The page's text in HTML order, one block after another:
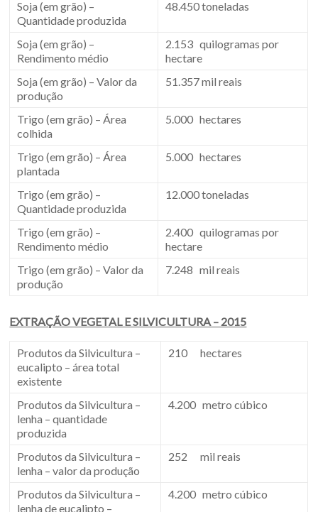
Soja (em grão) –
Quantidade produzida
48.450 toneladas
Soja (em grão) –
Rendimento médio
2.153 quilogramas por
hectare
Soja (em grão) – Valor da
produção
51.357 mil reais
Trigo (em grão) – Área
colhida
5.000 hectares
Trigo (em grão) – Área
plantada
5.000 hectares
Trigo (em grão) –
Quantidade produzida
12.000 toneladas
Trigo (em grão) –
Rendimento médio
2.400 quilogramas por
hectare
Trigo (em grão) – Valor da
produção
7.248 mil reais
EXTRAÇÃO VEGETAL E SILVICULTURA – 2015
Produtos da Silvicultura –
eucalipto – área total
existente
210 hectares
Produtos da Silvicultura –
lenha – quantidade
produzida
4.200 metro cúbico
Produtos da Silvicultura –
lenha – valor da produção
252 mil reais
Produtos da Silvicultura –
lenha de eucalipto –
4.200 metro cúbico